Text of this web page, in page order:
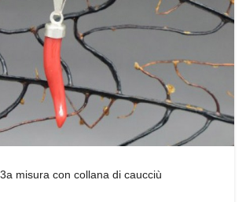
misura con collana di caucciù